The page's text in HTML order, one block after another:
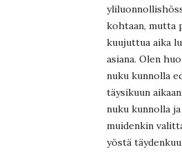
kohtaan, mutta
kuujuttua aika
asiana. Olen
nuku kunnolla
täysikuun
nuku kunnolla
muidenkin
yöstä